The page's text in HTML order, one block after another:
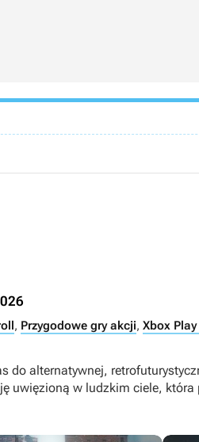
, Przygodowe gry akcji, Xbox
do alternatywnej,
uwięzioną w ludzkim ciele,